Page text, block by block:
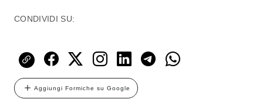
CONDIVIDI SU:
Aggiungi Formiche su Google